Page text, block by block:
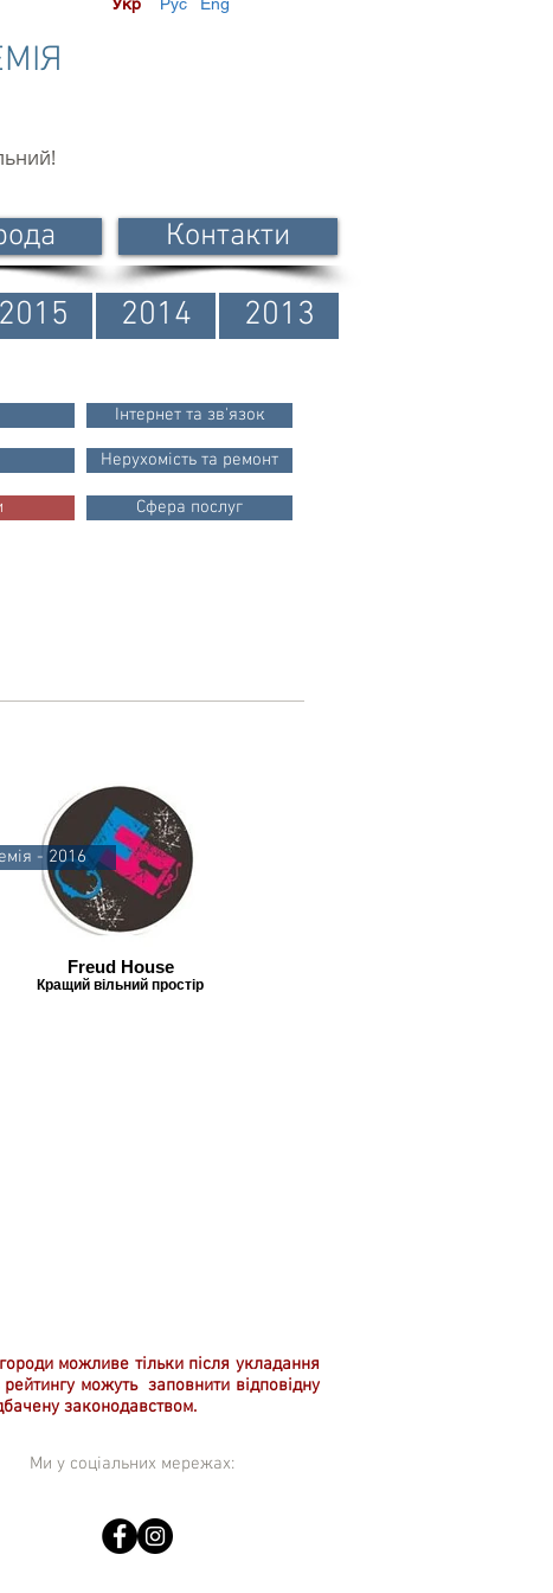
Контакти
2015 2014 2013
Інтернет та зв'язок
Нерухомість та ремонт
Сфера послуг
Freud House
Кращий вільний простір
- 2016
можливе тільки після укладання
можуть заповнити відповідну
законодавством.
Ми у соціальних мережах: